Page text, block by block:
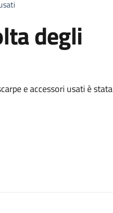
degli
e accessori usati è stata